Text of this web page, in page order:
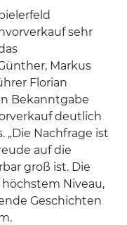
sehr
Markus
Florian
Bekanntgabe
deutlich
„Die Nachfrage ist
auf die
groß ist. Die
höchstem Niveau,
Geschichten